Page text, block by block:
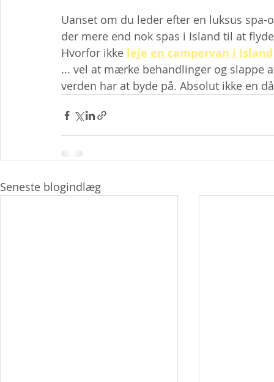
Uanset om du leder efter en luksus
der mere end nok spas i Island til at
Hvorfor ikke leje en campervan i Island
... vel at mærke behandlinger og slappe
verden har at byde på. Absolut ikke en
Seneste blogindlæg